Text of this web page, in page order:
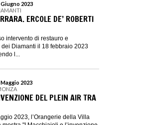
2023
ERCOLE DE’ ROBERTI
intervento di restauro e
Diamanti il 18 febbraio 2023
l...
2023
DEL PLEIN AIR TRA
2023, l’Orangerie della Villa